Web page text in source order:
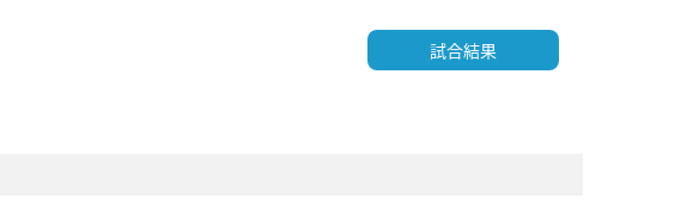
試合結果